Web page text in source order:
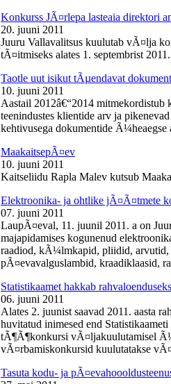
Konkurss JÃ¤rlepa lasteaia direktori
20. juuni 2011
Juuru Vallavalitsus kuulutab vÃ¤lja
tÃ¤itmiseks alates 1. septembrist
Taotle uut isikut tÃµendavat
10. juuni 2011
Aastail 2012â€“2014
teenindustes klientide arv ja
kehtivusega dokumentide Ã¼heaegse
MaakaitsepÃ¤ev
10. juuni 2011
Kaitseliidu Rapla Malev kutsub
Elektroonika- ja ohtlike jÃ¤Ã¤tmete
07. juuni 2011
LaupÃ¤eval, 11. juunil 2011. a on
majapidamises kogunenud
raadiod, kÃ¼lmkapid, pliidid,
pÃ¤evavalguslambid, kraadiklaasid,
Statistikaamet hakkab
06. juuni 2011
Alates 2. juunist saavad 2011. aasta
huvitatud inimesed end
tÃ¶Ã¶konkursi vÃ¤ljakuulutamisel
vÃ¤rbamiskonkursid kuulutatakse
Tasuta kodu- ja